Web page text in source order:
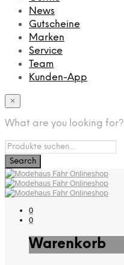
News
Gutscheine
Marken
Service
Team
Kunden-App
×
What are you looking for?
0
0
Warenkorb